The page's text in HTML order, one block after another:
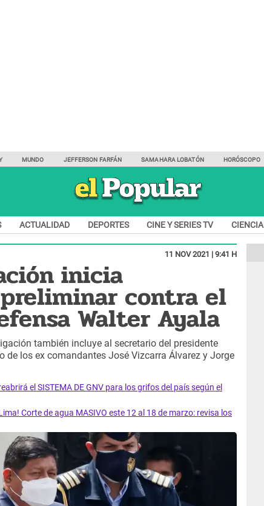
MUNDO JEFFERSON FARFÁN SAMAHARA LOBATÓN HORÓSCOPO
ACTUALIDAD DEPORTES CINE Y SERIES TV CIENCIA
11 NOV 2021 | 9:41 H
inicia
contra el
Walter Ayala
también incluye al secretario del presidente
de los ex comandantes José Vizcarra Álvarez y Jorge
el SISTEMA DE GNV para los grifos del país según el
Corte de agua MASIVO este 12 al 18 de marzo: revisa los